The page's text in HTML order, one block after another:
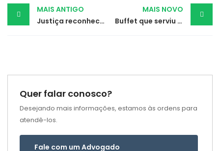
Post
navigation
MAIS ANTIGO
Justiça reconhece adicional de periculosidade a vendedor que usava moto no trabalho
MAIS NOVO
Buffet que serviu comida estragada em casamento indenizará noivos
Quer falar conosco?
Desejando mais informações, estamos às ordens para
atendê-los.
Fale com um Advogado